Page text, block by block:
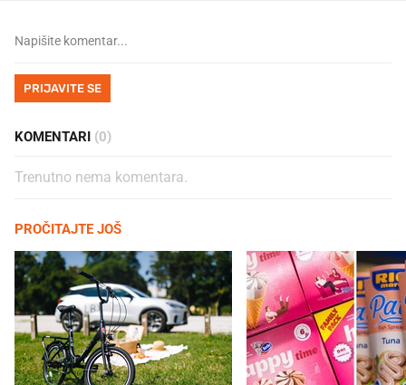
PRIJAVITE SE
KOMENTARI (0)
Trenutno nema komentara.
PROČITAJTE JOŠ